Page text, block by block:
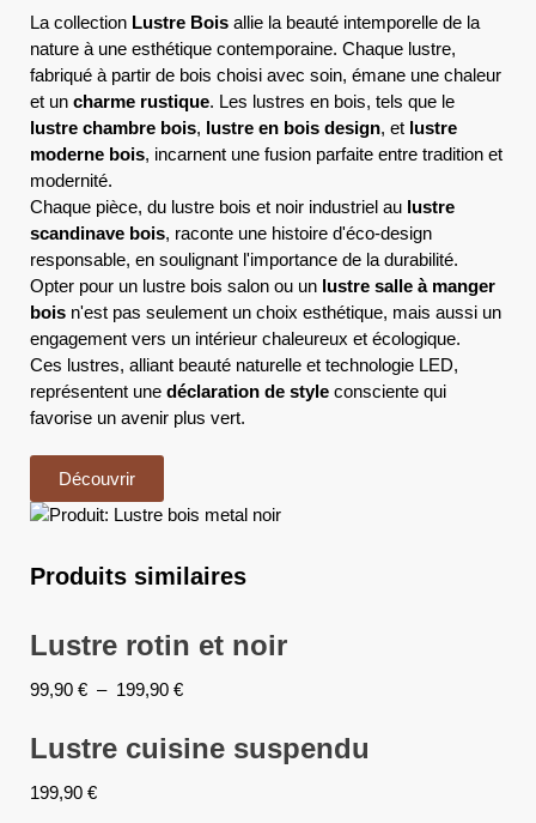
La collection Lustre Bois allie la beauté intemporelle de la
nature à une esthétique contemporaine. Chaque lustre,
fabriqué à partir de bois choisi avec soin, émane une chaleur
et un charme rustique. Les lustres en bois, tels que le
lustre chambre bois, lustre en bois design, et lustre
moderne bois, incarnent une fusion parfaite entre tradition et
modernité.
Chaque pièce, du lustre bois et noir industriel au lustre
scandinave bois, raconte une histoire d'éco-design
responsable, en soulignant l'importance de la durabilité.
Opter pour un lustre bois salon ou un lustre salle à manger
bois n'est pas seulement un choix esthétique, mais aussi un
engagement vers un intérieur chaleureux et écologique.
Ces lustres, alliant beauté naturelle et technologie LED,
représentent une déclaration de style consciente qui
favorise un avenir plus vert.
Découvrir
Produits similaires
Lustre rotin et noir
99,90 € – 199,90 €
Lustre cuisine suspendu
199,90 €